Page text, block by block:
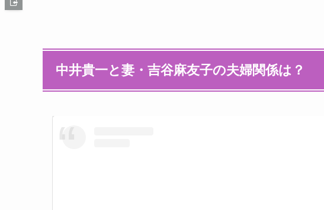
中井貴一と妻・吉谷麻友子の夫婦関係は？